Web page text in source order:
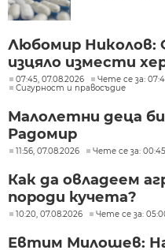
Любомир
изцяло измести
07:45, 07.08.2026
Чете се за:
Сигурност и правосъдие
Малолетни деца
Радомир
11:56, 07.08.2026 Чете се за:
Как да овладеем
породи кучета?
10:20, 07.08.2026 Чете се за:
Евтим Милошев: